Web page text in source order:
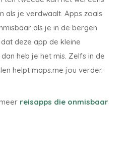
als je verdwaalt. Apps zoals
als je in de bergen
deze app de kleine
heb je het mis. Zelfs in de
helpt maps.me jou verder.
reisapps die onmisbaar